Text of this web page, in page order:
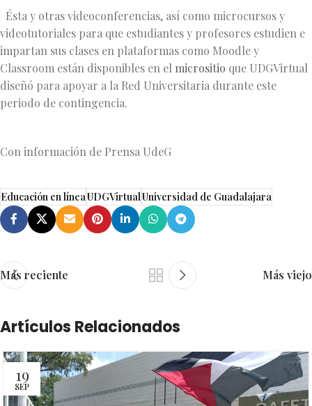
Ésta y otras videoconferencias, así como microcursos y
videotutoriales para que estudiantes y profesores estudien e
impartan sus clases en plataformas como Moodle y
Classroom están disponibles en el micrositio que UDGVirtual
diseñó para apoyar a la Red Universitaria durante este
periodo de contingencia.
Con información de Prensa UdeG
Educación en líneaUDGVirtualUniversidad de Guadalajara
Más reciente Más viejo
Artículos Relacionados
19
SEP